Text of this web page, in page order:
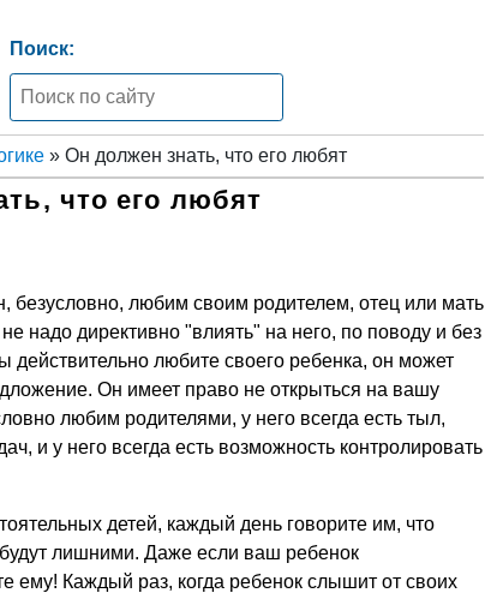
Поиск:
» Он должен знать, что его любят
что его любят
безусловно, любим своим родителем, отец или мать
надо директивно "влиять" на него, по поводу и без
любите своего ребенка, он может
Он имеет право не открыться на вашу
любим родителями, у него всегда есть тыл,
и у него всегда есть возможность контролировать
детей, каждый день говорите им, что
лишними. Даже если ваш ребенок
ему! Каждый раз, когда ребенок слышит от своих